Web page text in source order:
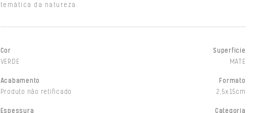
temática da natureza.
Cor
VERDE
Superfície
MATE
Acabamento
Produto não retificado
Formato
2,5x15cm
Espessura
Categoria